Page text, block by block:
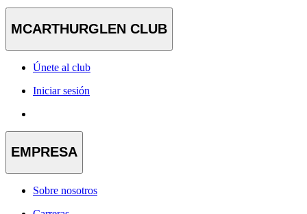
MCARTHURGLEN CLUB
Únete al club
Iniciar sesión
EMPRESA
Sobre nosotros